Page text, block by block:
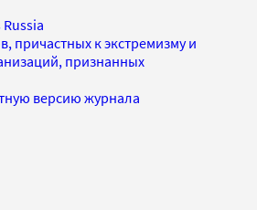
причастных к экстремизму и
признанных
версию журнала